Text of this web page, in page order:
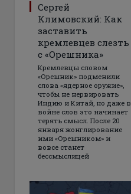
Сергей
Климовский: Как
заставить
кремлевцев слезть
с «Орешника»
Кремлевцы словом
«Орешник» подменили
слова «ядерное оружие»,
чтобы не нервировать
Индию и Китай, но даже в
войне слов это начинает
терять смысл. После 20
января жонглирование
ими «Орешником» и
вовсе станет
бессмыслицей